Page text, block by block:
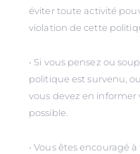
éviter toute activité
violation de cette
• Si vous pensez ou
politique est survenu,
vous devez en informer
possible.
• Vous êtes encouragé